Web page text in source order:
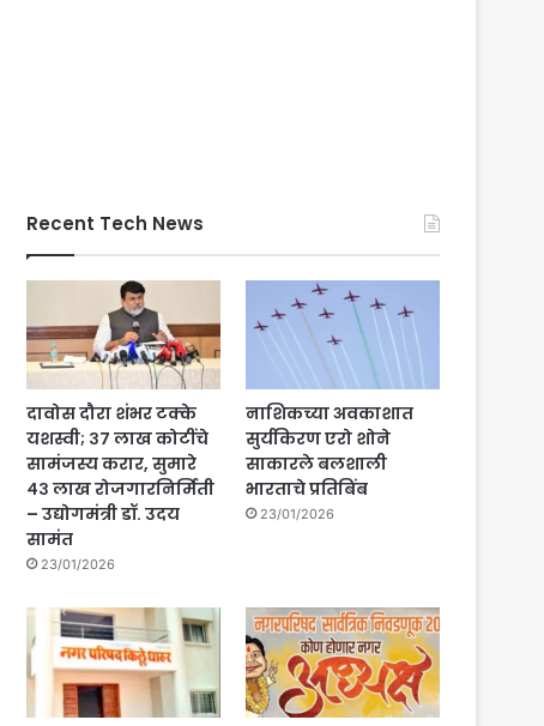
Recent Tech News
दावोस दौरा शंभर टक्के
यशस्वी; ३७ लाख कोटींचे
सामंजस्य करार, सुमारे
४३ लाख रोजगारनिर्मिती
– उद्योगमंत्री डॉ. उदय
सामंत
23/01/2026
नाशिकच्या अवकाशात
सुर्यकिरण एरो शोने
साकारले बलशाली
भारताचे प्रतिबिंब
23/01/2026